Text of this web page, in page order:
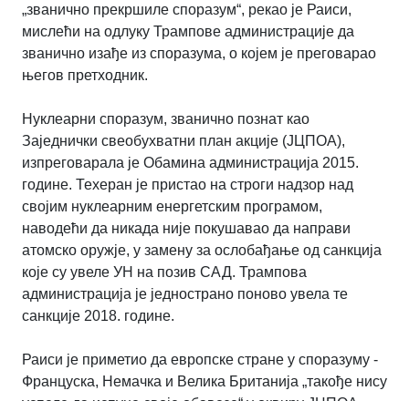
„званично прекршиле споразум“, рекао је Раиси,
мислећи на одлуку Трампове администрације да
званично изађе из споразума, о којем је преговарао
његов претходник.
Нуклеарни споразум, званично познат као
Заједнички свеобухватни план акције (ЈЦПОА),
изпреговарала је Обамина администрација 2015.
године. Техеран је пристао на строги надзор над
својим нуклеарним енергетским програмом,
наводећи да никада није покушавао да направи
атомско оружје, у замену за ослобађање од санкција
које су увеле УН на позив САД. Трампова
администрација је једнострано поново увела те
санкције 2018. године.
Раиси је приметио да европске стране у споразуму -
Француска, Немачка и Велика Британија „такође нису